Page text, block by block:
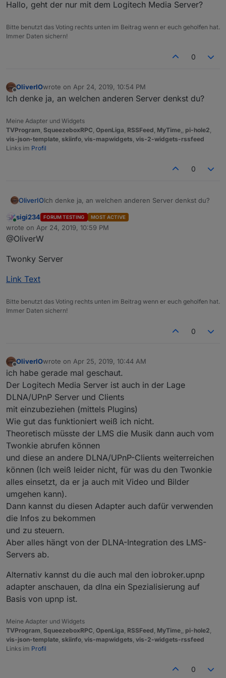
Hallo, geht der nur mit dem Logitech Media Server?
Bitte benutzt das Voting rechts unten im Beitrag wenn er euch geholfen hat.
Immer Daten sichern!
0
Offline
OliverIOwrote on Apr 24, 2019, 10:54 PM
last edited by
Ich denke ja, an welchen anderen Server denkst du?
Meine Adapter und Widgets
TVProgram SqueezeboxRPC OpenLiga RSSFeed MyTime pi-hole2
vis-json-template skiinfo vis-mapwidgets vis-2-widgets-rssfeed
Links im Profil
0
OliverIOIch denke ja, an welchen anderen Server denkst du?
Online
sigi234 FORUM TESTING MOST ACTIVE
wrote on Apr 24, 2019, 10:59 PM
last edited by
@OliverW
Twonky Server
Link Text
Bitte benutzt das Voting rechts unten im Beitrag wenn er euch geholfen hat.
Immer Daten sichern!
0
Offline
OliverIOwrote on Apr 25, 2019, 10:44 AM
last edited by
ich habe gerade mal geschaut.
Der Logitech Media Server ist auch in der Lage
DLNA/UPnP Server und Clients
mit einzubeziehen (mittels Plugins)
Wie gut das funktioniert weiß ich nicht.
Theoretisch müsste der LMS die Musik dann auch vom
Twonkie abrufen können
und diese an andere DLNA/UPnP-Clients weiterreichen
können (Ich weiß leider nicht, für was du den Twonkie
alles einsetzt, da er ja auch mit Video und Bilder
umgehen kann).
Dann kannst du diesen Adapter auch dafür verwenden
die Infos zu bekommen
und zu steuern.
Aber alles hängt von der DLNA-Integration des LMS-
Servers ab.
Alternativ kannst du die auch mal den iobroker.upnp
adapter anschauen, da dlna ein Spezialisierung auf
Basis von upnp ist.
Meine Adapter und Widgets
TVProgram SqueezeboxRPC OpenLiga RSSFeed MyTime pi-hole2
vis-json-template skiinfo vis-mapwidgets vis-2-widgets-rssfeed
Links im Profil
0